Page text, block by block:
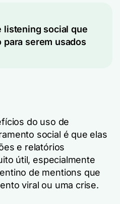
listening social que
serem usados
do uso de
social é que elas
e relatórios
útil, especialmente
de mentions que
viral ou uma crise.